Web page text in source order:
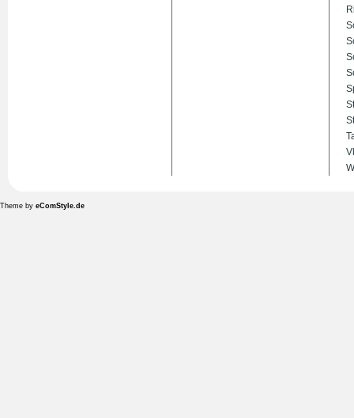
Theme by eComStyle.de